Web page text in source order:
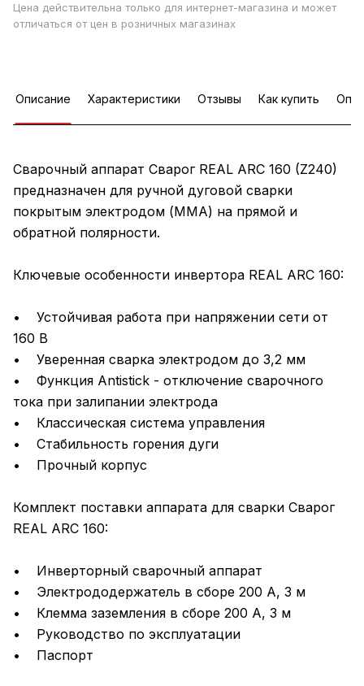
Цена действительна только для интернет-магазина и может
отличаться от цен в розничных магазинах
Описание Характеристики Отзывы Как купить
Сварочный аппарат Сварог REAL ARC 160 (Z240)
предназначен для ручной дуговой сварки
покрытым электродом (MMA) на прямой и
обратной полярности.
Ключевые особенности инвертора REAL ARC 160:
• Устойчивая работа при напряжении сети от
160 В
• Уверенная сварка электродом до 3,2 мм
• Функция Antistick - отключение сварочного
тока при залипании электрода
• Классическая система управления
• Стабильность горения дуги
• Прочный корпус
Комплект поставки аппарата для сварки Сварог
REAL ARC 160:
• Инверторный сварочный аппарат
• Электрододержатель в сборе 200 А, 3 м
• Клемма заземления в сборе 200 А, 3 м
• Руководство по эксплуатации
• Паспорт